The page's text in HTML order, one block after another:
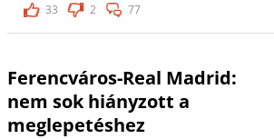
33
2 77
Ferencváros-Real Madrid:
nem sok hiányzott a
meglepetéshez